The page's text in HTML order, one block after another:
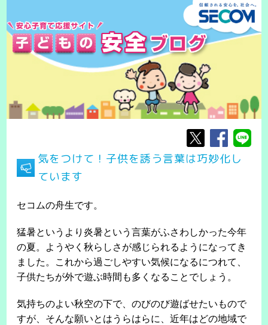
気をつけて！子供を誘う言葉は巧妙化し
ています
セコムの舟生です。
猛暑というより炎暑という言葉がふさわしかった今年
の夏。ようやく秋らしさが感じられるようになってき
ました。これから過ごしやすい気候になるにつれて、
子供たちが外で遊ぶ時間も多くなることでしょう。
気持ちのよい秋空の下で、のびのび遊ばせたいもので
すが、そんな願いとはうらはらに、近年はどの地域で